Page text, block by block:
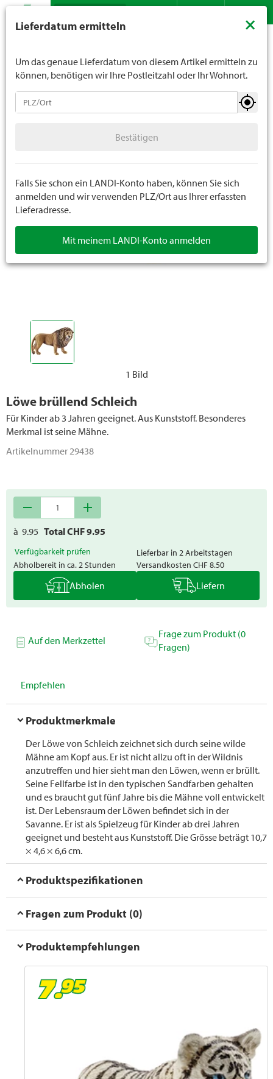
Suche
1 Bild
Löwe brüllend Schleich
Für Kinder ab 3 Jahren geeignet. Aus Kunststoff. Besonderes
Merkmal ist seine Mähne.
Artikelnummer29438
remove add
à 9.95 Total CHF9.95
Verfügbarkeit prüfen
Abholbereit in ca. 2 Stunden
Lieferbar in 2 Arbeitstagen
Versandkosten CHF 8.50
Abholen Liefern
Auf den Merkzettel
Frage zum Produkt (0
Fragen)
Empfehlen
Produktmerkmale
Der Löwe von Schleich zeichnet sich durch seine wilde
Mähne am Kopf aus. Er ist nicht allzu oft in der Wildnis
anzutreffen und hier sieht man den Löwen, wenn er brüllt.
Seine Fellfarbe ist in den typischen Sandfarben gehalten
und es braucht gut fünf Jahre bis die Mähne voll entwickelt
ist. Der Lebensraum der Löwen befindet sich in der
Savanne. Er ist als Spielzeug für Kinder ab drei Jahren
geeignet und besteht aus Kunststoff. Die Grösse beträgt 10,7
× 4,6 × 6,6 cm.
Produktspezifikationen
Fragen zum Produkt (0)
Produktempfehlungen
Spielwaren
Gesellschaftsspiele
Lieferdatum ermitteln ×
Um das genaue Lieferdatum von diesem Artikel ermitteln zu
können, benötigen wir Ihre Postleitzahl oder Ihr Wohnort.
Bestätigen
Falls Sie schon ein LANDI-Konto haben, können Sie sich
anmelden und wir verwenden PLZ/Ort aus Ihrer erfassten
Lieferadresse.
Mit meinem LANDI-Konto anmelden
unter 16 Jahren. Für Spirituosen gilt die Altersgrenze von
Sie uns verbindlich Ihr Alter an.